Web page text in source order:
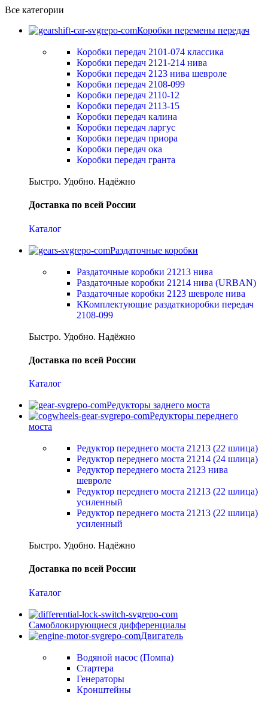
Все категории
Коробки перемены передач
Коробки передач 2101-074 классика
Коробки передач 2121-214 нива
Коробки передач 2123 нива шевроле
Коробки передач 2108-099
Коробки передач 2110-12
Коробки передач 2113-15
Коробки передач калина
Коробки передач ларгус
Коробки передач приора
Коробки передач ока
Коробки передач гранта
Быстро. Удобно. Надёжно
Доставка по всей России
Каталог
Раздаточные коробки
Раздаточные коробки 21213 нива
Раздаточные коробки 21214 нива (URBAN)
Раздаточные коробки 2123 шевроле нива
ККомплектующие раздаткиоробки передач
2108-099
Быстро. Удобно. Надёжно
Доставка по всей России
Каталог
Редукторы заднего моста
Редукторы переднего
моста
Редуктор переднего моста 21213 (22 шлица)
Редуктор переднего моста 21214 (24 шлица)
Редуктор переднего моста 2123 нива
шевроле
Редуктор переднего моста 21213 (22 шлица)
усиленный
Редуктор переднего моста 21213 (22 шлица)
усиленный
Быстро. Удобно. Надёжно
Доставка по всей России
Каталог
Самоблокирующиеся дифференциалы
Двигатель
Водяной насос (Помпа)
Стартера
Генераторы
Кронштейны